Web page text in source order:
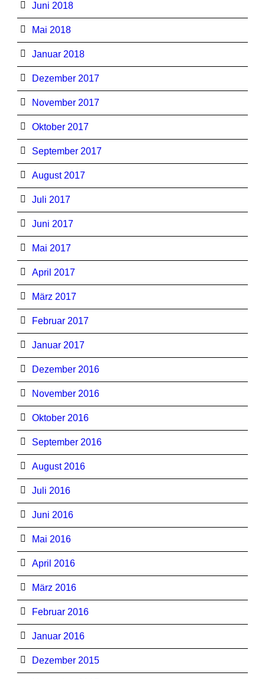
Juni 2018
Mai 2018
Januar 2018
Dezember 2017
November 2017
Oktober 2017
September 2017
August 2017
Juli 2017
Juni 2017
Mai 2017
April 2017
März 2017
Februar 2017
Januar 2017
Dezember 2016
November 2016
Oktober 2016
September 2016
August 2016
Juli 2016
Juni 2016
Mai 2016
April 2016
März 2016
Februar 2016
Januar 2016
Dezember 2015